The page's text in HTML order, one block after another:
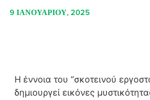
9 ΙΑΝΟΥΑΡΊΟΥ, 2025
Η έννοια του “σκοτεινού
δημιουργεί εικόνες